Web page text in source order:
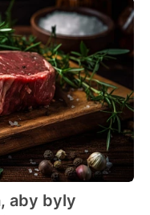
aby byly